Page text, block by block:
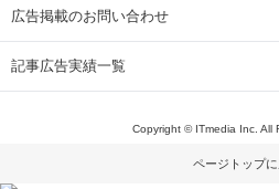
広告掲載のお問い合わせ
記事広告実績一覧
Copyright © ITmedia Inc. All
ページトップ